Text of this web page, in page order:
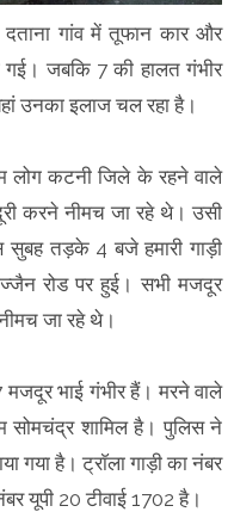
गांव में तूफान कार और
जबकि 7 की हालत गंभीर
उनका इलाज चल रहा है।
लोग कटनी जिले के रहने वाले
करने नीमच जा रहे थे। उसी
सुबह तड़के 4 बजे हमारी गाड़ी
रोड पर हुई। सभी मजदूर
जा रहे थे।
भाई गंभीर हैं। मरने वाले
सोमचंद्र शामिल है। पुलिस ने
गया है। ट्राॅला गाड़ी का नंबर
यूपी 20 टीवाई 1702 है।